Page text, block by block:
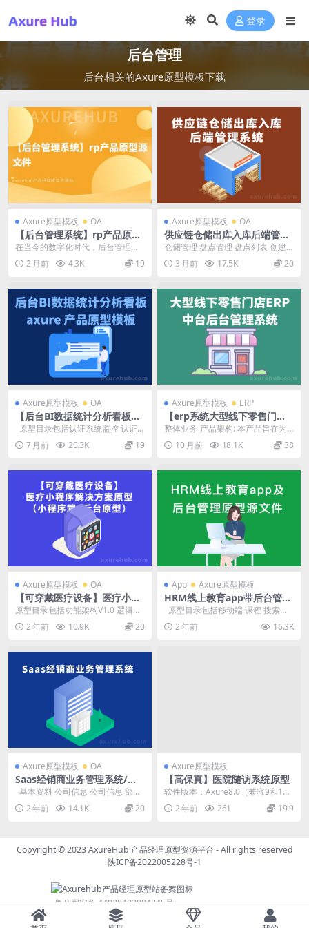
登录
后台管理
后台相关的Axure原型模板下载
Axure原型模板 OA
【后台管理系统】rp产品原型
源文件
在当今的数字化时代，后台管理系
统已成为企业运营的关键支持工
具。本文将深入探讨后台...
2 月前 4.3K 19
Axure原型模板 OA
供应链仓储出库入库后端管理
wms原型系统-rp原型、axur
e原型
仓储管理 盘点管理 盘点列表 创建
盘点单 编辑盘点单 盘点单详情 导
出 盘点类型...
3 月前 17.5K 20
Axure原型模板 OA
【后台BI数据统计分析看板】
axure 产品原型模板设计
原型目录包括认证系统监控 认证
监控预警 统计分析 门户系统监控
门...7 月前 20.3K 19
Axure原型模板 ERP
【erp系统大型线下零售门店E
RP中台后台管理系统】产品ax
ure原型需求文档
整体业务-产品架构: 本产品旨在为
大型线下零售门店提供一套完整的E
RP中台后台管...
10 月前 18.1K 38
Axure原型模板 OA
【可穿戴医疗设备】医疗小程
序解决方案原型（小程序端
+后台原型）
原型目录包括功能架构V1.0 逻辑流
程梳理 设备绑定/连接流程 微商城
下单支付流...
2 年前 10.9K 20
App Axure原型模板
HRM线上教育app带后台管理
原型源文件
原型目录包括移动端 课程 搜索页
面 搜索结果 直播 直播详情 直播...
2 年前 16.3K
Axure原型模板 OA
Saas经销商业务管理系统/部
门管理/职位管理/员工管理/仓
库管理/商品管理-后台管理系
统、rp原型、axure原型
基本资料 公司信息 公司信息 部门
管理 部门管理 职位管理 职位管...
2 年前 14.1K 20
Axure原型模板
【高保真】医院随访系统原型
软件版本：Axure8.0（兼容9和1
0） 产品类型：医疗健康 本作品为
患者随访...
2 年前 261 19.9
Copyright © 2023AxureHub 产品经理原型资源平台 - All rights reserved
陕ICP备2022005228号-1
粤公网安备 44030402004845号